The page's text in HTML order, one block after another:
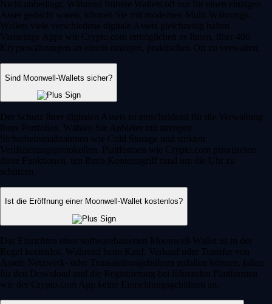
Nicht unbedingt. Während frühere Wallets oft nur für einen einzigen
Asset gedacht waren, können Sie mit modernen Multi-Währungs-
Wallets viele verschiedene digitale Assets gleichzeitig halten.
Vielseitige Apps wie Crypto.com ermöglichen es Ihnen, über 400
Kryptowährungen an einem einzigen, praktischen Ort zu verwalten.
Sind Moonwell-Wallets sicher?
Der Schutz Ihrer digitalen Assets ist entscheidend für die Verwaltung
Ihres Portfolios. Wählen Sie Anbieter mit strengen
Sicherheitsmaßnahmen wie Cold Storage und strikten
Verifizierungsprotokollen. Plattformen wie Crypto.com priorisieren
diese Funktionen, um Ihren Kontozugriff rund um die Uhr zu
schützen.
Ist die Eröffnung einer Moonwell-Wallet kostenlos?
Das Einrichten einer softwarebasierten Moonwell-Wallet ist in der
Regel kostenlos. Während beim Kauf, Verkauf oder Transfer von
Assets Netzwerk- oder Transaktionsgebühren anfallen können, fallen
für den Download und die Registrierung bei führenden Plattformen
wie der Crypto.com App keine Einrichtungsgebühren an.